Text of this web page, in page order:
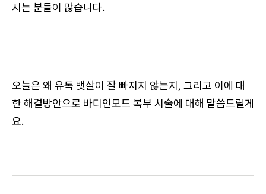
시는 분들이 많습니다.
오늘은 왜 유독 뱃살이 잘 빠지지 않는지, 그리고 이에 대
한 해결방안으로 바디인모드 복부 시술에 대해 말씀드릴게
요.